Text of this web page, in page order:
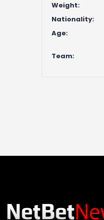
Weight:
Nationality:
Age:
Team: